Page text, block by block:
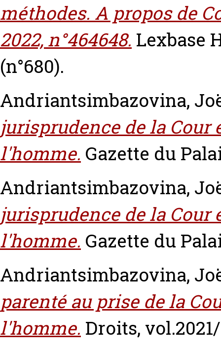
méthodes. A propos de
2022, n°464648. Lexbase
(n°680).
Andriantsimbazovina,
jurisprudence de la Cour
l'homme. Gazette du
Andriantsimbazovina,
jurisprudence de la Cour
l'homme. Gazette du
Andriantsimbazovina,
parenté au prise de la
l'homme. Droits,